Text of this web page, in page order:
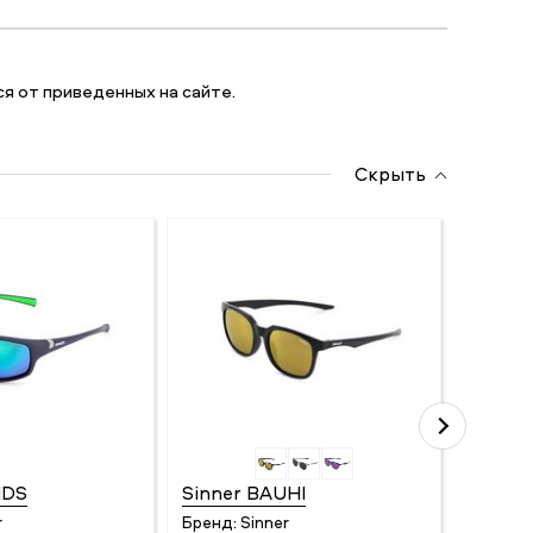
от приведенных на сайте.
Скрыть
Sinner BAUHI
Бренд: Sinner